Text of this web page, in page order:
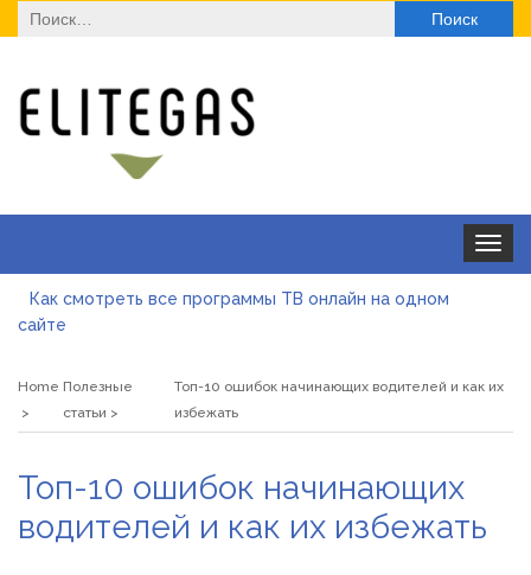
Найти:
Toggle
Как смотреть все программы ТВ онлайн на одном
сайте
юридичний супровід, послуги та переваги
Де купити паяльну станцію у 2026 році
закупки
Альгинатная маска при акне: помогает или вредит
Home Полезные
статьи
Топ-10 ошибок начинающих водителей и как их
избежать
Топ-10 ошибок начинающих
водителей и как их избежать